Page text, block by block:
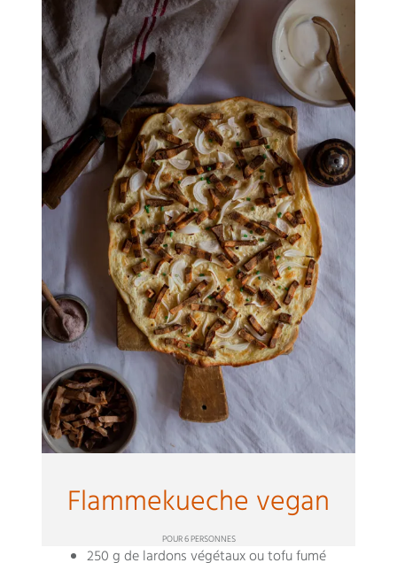
Flammekueche vegan
POUR 6 PERSONNES
250 g de lardons végétaux ou tofu fumé